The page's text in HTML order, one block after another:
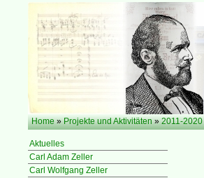
Home »Projekte und Aktivitäten »2011-2020
Aktuelles
Carl Adam Zeller
Carl Wolfgang Zeller